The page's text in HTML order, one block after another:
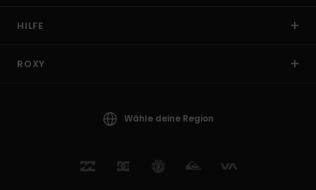
HILFE
ROXY
Wähle deine Region